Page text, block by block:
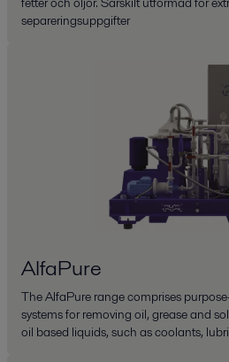
separeringsuppgifter
AlfaPure
The AlfaPure range comprises
systems for removing oil, grease and
oil based liquids, such as coolants,